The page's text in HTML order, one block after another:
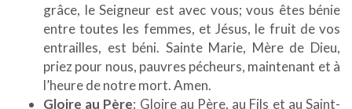
grâce, le Seigneur est avec vous; vous êtes bénie
entre toutes les femmes, et Jésus, le fruit de vos
entrailles, est béni. Sainte Marie, Mère de Dieu,
priez pour nous, pauvres pécheurs, maintenant et à
l’heure de notre mort. Amen.
Gloire au Père: Gloire au Père, au Fils et au Saint-